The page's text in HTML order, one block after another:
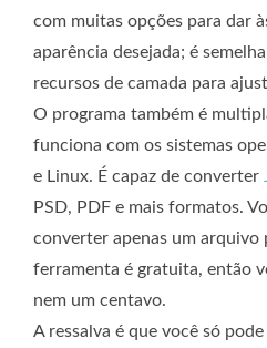
com muitas opções para dar
aparência desejada; é
recursos de camada para
O programa também é
funciona com os sistemas
e Linux. É capaz de converter
PSD, PDF e mais formatos.
converter apenas um arquivo
ferramenta é gratuita, então
nem um centavo.
A ressalva é que você só